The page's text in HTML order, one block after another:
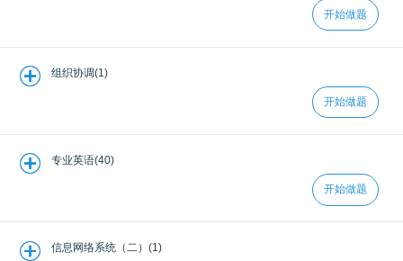
开始做题
组织协调(1)
开始做题
专业英语(40)
开始做题
信息网络系统（二）(1)